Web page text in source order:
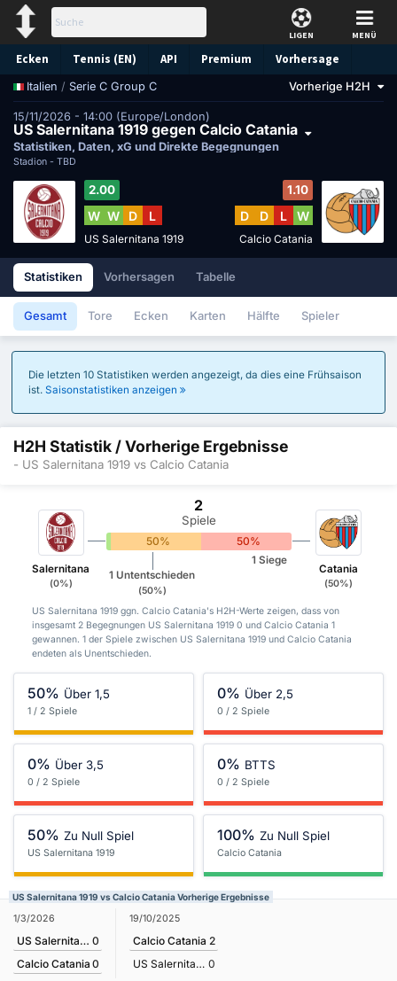
LIGEN MENÜ
Ecken Tennis (EN) API Premium Vorhersage
Italien / Serie C Group C Vorherige H2H
15/11/2026 - 14:00 (Europe/London)
US Salernitana 1919 gegen Calcio Catania
Statistiken, Daten, xG und Direkte Begegnungen
Stadion - TBD
2.00
W W D L
US Salernitana 1919
1.10
D D L W
Calcio Catania
Statistiken Vorhersagen Tabelle
Gesamt Tore Ecken Karten Hälfte Spieler
Die letzten 10 Statistiken werden angezeigt, da dies eine Frühsaison
ist. Saisonstatistiken anzeigen
H2H Statistik / Vorherige Ergebnisse
- US Salernitana 1919 vs Calcio Catania
Salernitana
(0%)
2
Spiele
50% 50%
1 Untentschieden
(50%)
1 Siege
Catania
(50%)
US Salernitana 1919 ggn. Calcio Catania's H2H-Werte zeigen, dass von
insgesamt 2 Begegnungen US Salernitana 1919 0 und Calcio Catania 1
gewannen. 1 der Spiele zwischen US Salernitana 1919 und Calcio Catania
endeten als Unentschieden.
50% Über 1,5
1 / 2 Spiele
0% Über 2,5
0 / 2 Spiele
0% Über 3,5
0 / 2 Spiele
0% BTTS
0 / 2 Spiele
50% Zu Null Spiel
US Salernitana 1919
100% Zu Null Spiel
Calcio Catania
US Salernitana 1919 vs Calcio Catania Vorherige Ergebnisse
1/3/2026
US Salernitana 1919 0
Calcio Catania 0
19/10/2025
Calcio Catania 2
US Salernitana 1919 0